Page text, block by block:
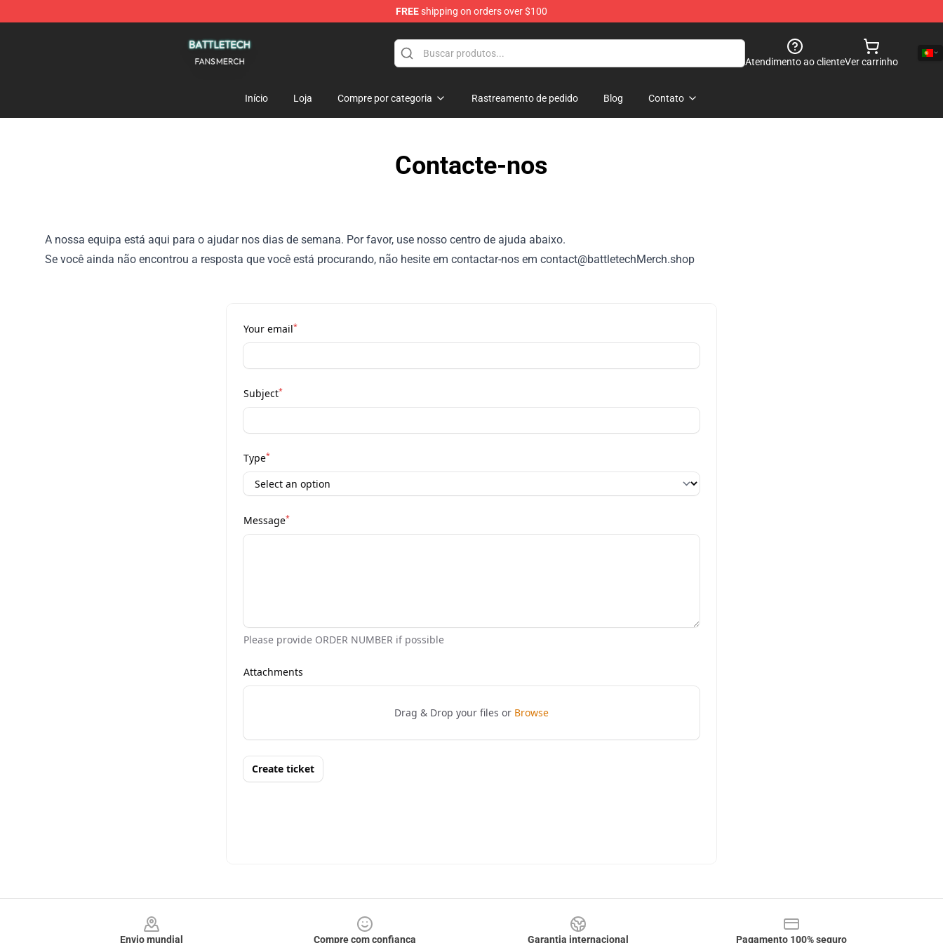
FREEshipping on orders over $100
Atendimento ao clienteVer carrinho
Início Loja Compre por categoria Rastreamento de pedido Blog Contato
Contacte-nos
A nossa equipa está aqui para o ajudar nos dias de semana. Por favor, use nosso centro de ajuda abaixo.
Se você ainda não encontrou a resposta que você está procurando, não hesite em contactar-nos em contact@battletechMerch.shop
Envio mundial Compre com confiança Garantia internacional Pagamento 100% seguro